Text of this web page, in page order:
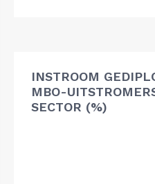
INSTROOM
MBO-
SECTOR (%)